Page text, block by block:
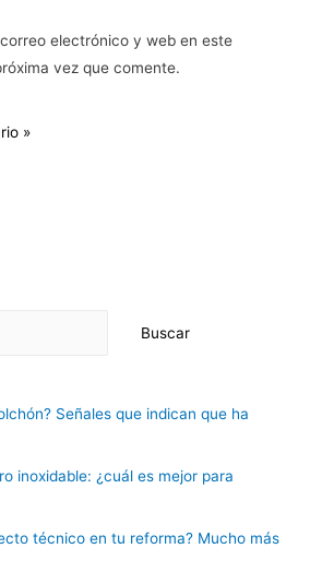
electrónico y web en este
vez que comente.
Buscar
Señales que indican que ha
inoxidable: ¿cuál es mejor para
técnico en tu reforma? Mucho más